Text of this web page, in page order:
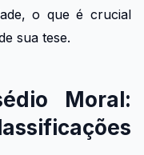
o que é crucial
sua tese.
Moral: